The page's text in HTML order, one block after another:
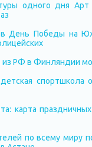
одного дня
в День Победы на
из РФ в Финляндии
спортшкола
карта
по всему миру